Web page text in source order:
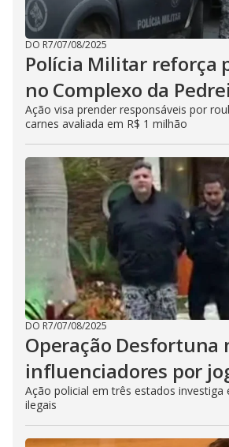
DO R7/07/08/2025
Polícia Militar reforça
no Complexo da
Ação visa prender responsáveis por
carnes avaliada em R$ 1 milhão
DO R7/07/08/2025
Operação Desfortuna
influenciadores por
Ação policial em três estados investiga
ilegais